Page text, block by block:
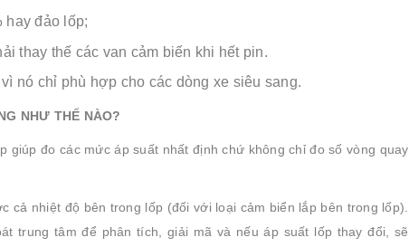
hay đảo lốp;
thay thế các van cảm biến khi hết pin.
nó chỉ phù hợp cho các dòng xe siêu sang.
NHƯ THẾ NÀO?
đo các mức áp suất nhất định chứ không chỉ đo số vòng quay
cả nhiệt độ bên trong lốp (đối với loại cảm biển lắp bên trong lốp).
trung tâm để phân tích, giải mã và nếu áp suất lốp thay đổi, sẽ